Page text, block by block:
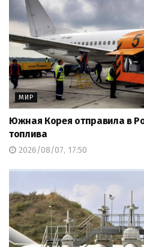
МИР
Южная Корея отправила в
топлива
2026/08/07, 17:50